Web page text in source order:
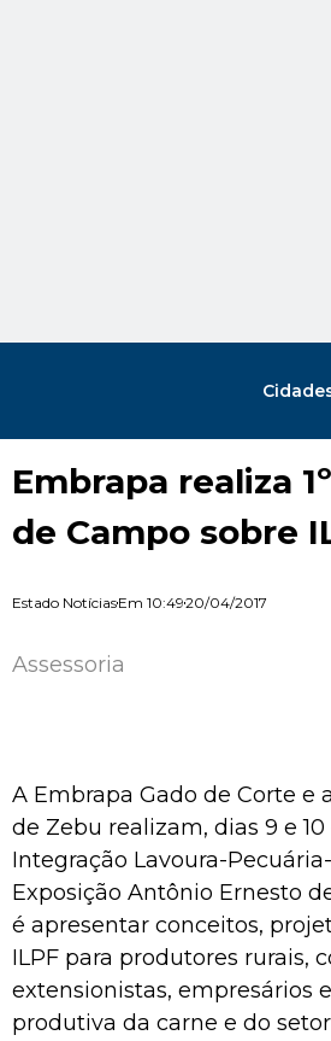
Embrapa realiza
de Campo sobre
Estado NotíciasEm 10:4920/04/2017
Assessoria
A Embrapa Gado de Corte e
de Zebu realizam, dias 9 e
Integração Lavoura-
Exposição Antônio Ernesto
é apresentar conceitos,
ILPF para produtores rurais,
extensionistas, empresários
produtiva da carne e do